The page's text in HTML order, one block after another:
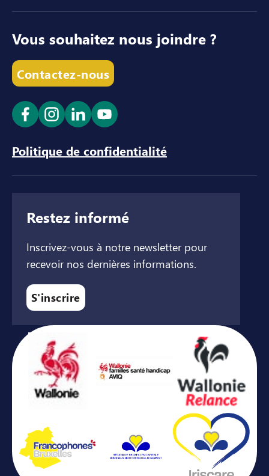
Vous souhaitez nous joindre ?
Contactez-nous
Ouvrir le lien dans un nouvel onglet
Ouvrir le lien dans un nouvel onglet
Ouvrir le lien dans un nouvel
Ouvrir le lien dans un
Politique de confidentialité
Restez informé
Inscrivez-vous à notre newsletter pour
recevoir nos dernières informations.
S'inscrire
Avec le soutien de ...